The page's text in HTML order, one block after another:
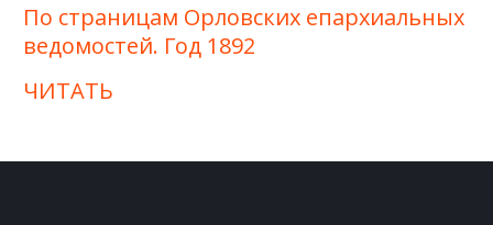
По страницам Орловских епархиальных
ведомостей. Год 1892
ЧИТАТЬ